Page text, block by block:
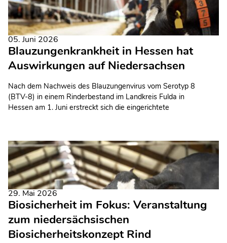
05. Juni 2026
Blauzungenkrankheit in Hessen hat
Auswirkungen auf Niedersachsen
Nach dem Nachweis des Blauzungenvirus vom Serotyp 8
(BTV-8) in einem Rinderbestand im Landkreis Fulda in
Hessen am 1. Juni erstreckt sich die eingerichtete
und Verbraucherschutz (ML) mit.
29. Mai 2026
Biosicherheit im Fokus: Veranstaltung
zum niedersächsischen
Biosicherheitskonzept Rind